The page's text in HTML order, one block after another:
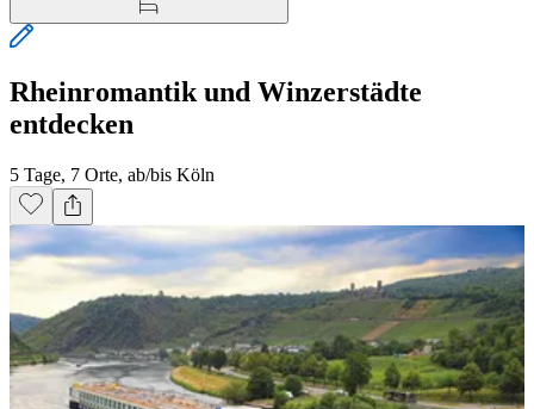
Rheinromantik und Winzerstädte
entdecken
5 Tage, 7 Orte, ab/bis Köln